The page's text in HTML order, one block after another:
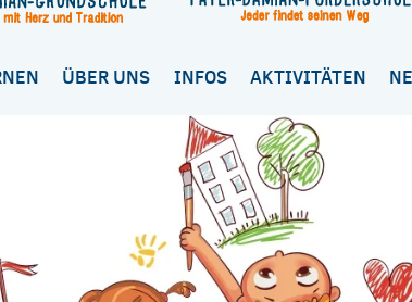
ÜBER UNS INFOS AKTIVITÄTEN